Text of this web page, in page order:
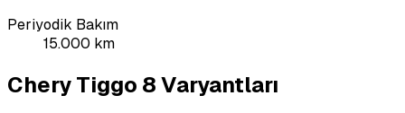
Periyodik Bakım
15.000 km
Chery Tiggo 8 Varyantları